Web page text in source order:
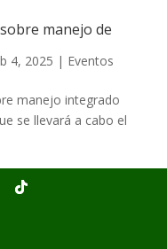
manejo de
4, 2025 | Eventos
manejo integrado
se llevará a cabo el